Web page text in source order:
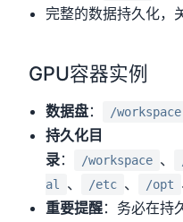
完整的数据持久化，
GPU容器实例
数据盘： /workspace
持久化目
录： /workspace 、
al
、 /etc 、 /opt
重要提醒：务必在持